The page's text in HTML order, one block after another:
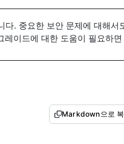
다. 중요한 보안 문제에 대해
레이드에 대한 도움이 필요하
Markdown으로